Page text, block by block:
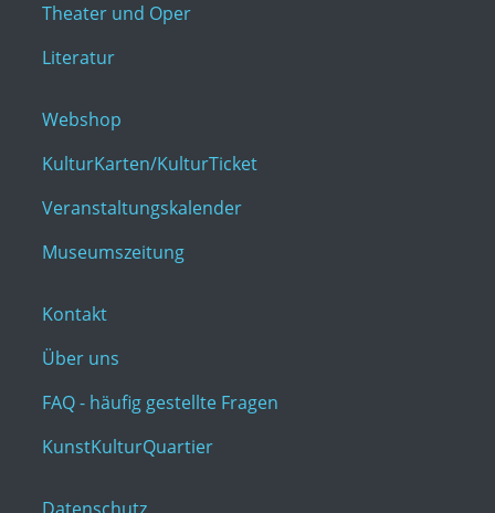
Theater und Oper
Literatur
Webshop
KulturKarten/KulturTicket
Veranstaltungskalender
Museumszeitung
Kontakt
Über uns
FAQ - häufig gestellte Fragen
KunstKulturQuartier